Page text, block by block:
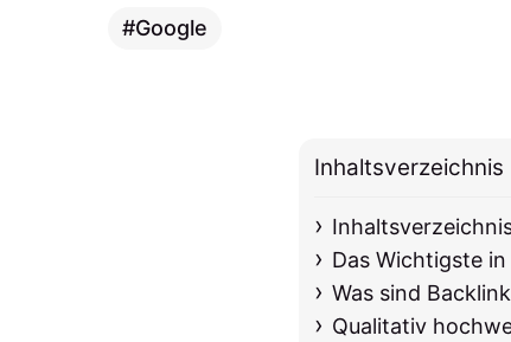
Google
Inhaltsverzeichnis
Das Wichtigste
Was sind
Qualitativ